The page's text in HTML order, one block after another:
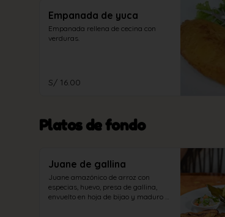
Empanada de yuca
Empanada rellena de cecina con
verduras.
S/ 16.00
Platos de fondo
Juane de gallina
Juane amazónico de arroz con
especias, huevo, presa de gallina,
envuelto en hoja de bijao y maduro